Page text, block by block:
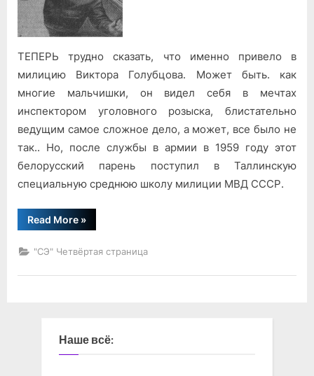
ТЕПЕРЬ трудно сказать, что именно привело в
милицию Виктора Голубцова. Может быть. как
многие мальчишки, он видел себя в мечтах
инспектором уголовного розыска, блистательно
ведущим самое сложное дело, а может, все было не
так.. Но, после службы в армии в 1959 году этот
белорусский парень поступил в Таллинскую
специальную среднюю школу милиции МВД СССР.
Read More“Инспектор
уголовного
»
"СЭ" Четвёртая страница
Наше всё: